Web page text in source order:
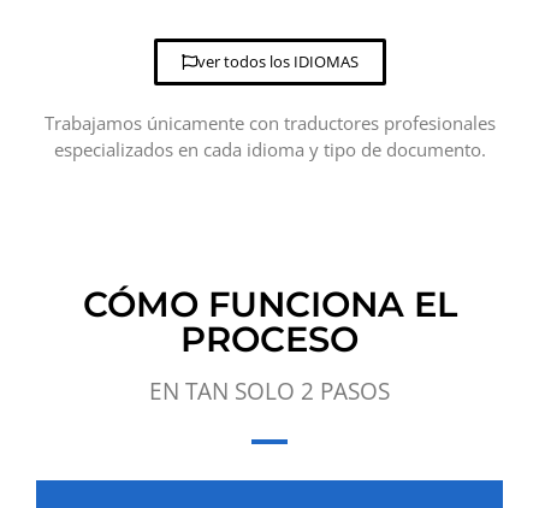
ver todos los IDIOMAS
Trabajamos únicamente con traductores profesionales
especializados en cada idioma y tipo de documento.
CÓMO FUNCIONA EL
PROCESO
EN TAN SOLO 2 PASOS